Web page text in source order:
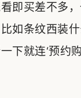
即买差不多
如条纹西装
下就连‘预约